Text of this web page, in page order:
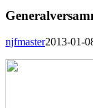
njfmaster2013-01-